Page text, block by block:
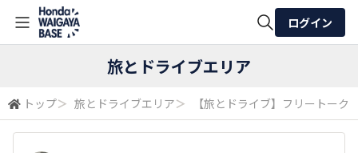
検索
ログイン
旅とドライブエリア
トップ＞ 旅とドライブエリア＞ 【旅とドライブ】フリートーク